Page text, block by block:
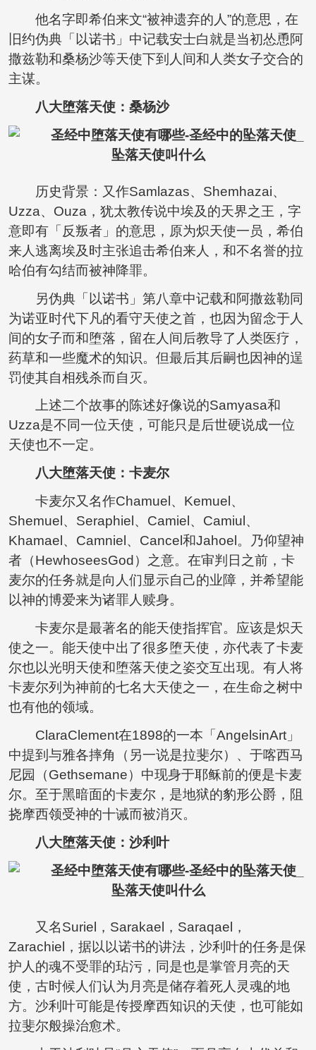
他名字即希伯来文“被神遗弃的人”的意思，在
旧约伪典「以诺书」中记载安士白就是当初怂恿阿
撒兹勒和桑杨沙等天使下到人间和人类女子交合的
主谋。
八大堕落天使：桑杨沙
历史背景：又作Samlazas、Shemhazai、
Uzza、Ouza，犹太教传说中埃及的天界之王，字
意即有「反叛者」的意思，原为炽天使一员，希伯
来人逃离埃及时主张追击希伯来人，和不名誉的拉
哈伯有勾结而被神降罪。
另伪典「以诺书」第八章中记载和阿撒兹勒同
为诺亚时代下凡的看守天使之首，也因为留念于人
间的女子而和堕落，留在人间后教导了人类医疗，
药草和一些魔术的知识。但最后其后嗣也因神的逞
罚使其自相残杀而自灭。
上述二个故事的陈述好像说的Samyasa和
Uzza是不同一位天使，可能只是后世硬说成一位
天使也不一定。
八大堕落天使：卡麦尔
卡麦尔又名作Chamuel、Kemuel、
Shemuel、Seraphiel、Camiel、Camiul、
Khamael、Camniel、Cancel和Jahoel。乃仰望神
者（HewhoseesGod）之意。在审判日之前，卡
麦尔的任务就是向人们显示自己的业障，并希望能
以神的博爱来为诸罪人赎身。
卡麦尔是最著名的能天使指挥官。应该是炽天
使之一。能天使中出了很多堕天使，亦代表了卡麦
尔也以光明天使和堕落天使之姿交互出现。有人将
卡麦尔列为神前的七名大天使之一，在生命之树中
也有他的领域。
ClaraClement在1898的一本「AngelsinArt」
中提到与雅各摔角（另一说是拉斐尔）、于喀西马
尼园（Gethsemane）中现身于耶稣前的便是卡麦
尔。至于黑暗面的卡麦尔，是地狱的豹形公爵，阻
挠摩西领受神的十诫而被消灭。
八大堕落天使：沙利叶
又名Suriel，Sarakael，Saraqael，
Zarachiel，据以以诺书的讲法，沙利叶的任务是保
护人的魂不受罪的玷污，同是也是掌管月亮的天
使，古时候人们认为月亮是储存着死人灵魂的地
方。沙利叶可能是传授摩西知识的天使，也可能如
拉斐尔般操治愈术。